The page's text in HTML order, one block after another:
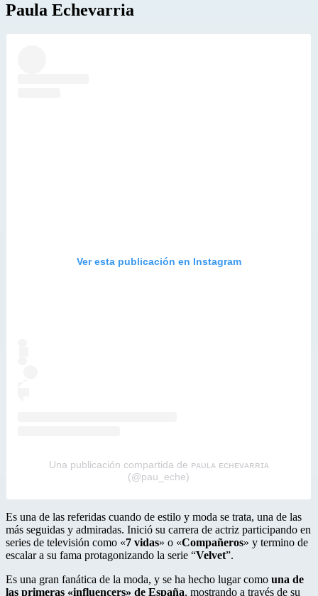
Paula Echevarria
Ver esta publicación en Instagram
Una publicación compartida de ᴘᴀᴜʟᴀ ᴇᴄʜᴇᴠᴀʀʀɪᴀ
(@pau_eche)
Es una de las referidas cuando de estilo y moda se trata, una de las
más seguidas y admiradas. Inició su carrera de actriz participando en
series de televisión como «7 vidas» o «Compañeros» y termino de
escalar a su fama protagonizando la serie “Velvet”.
Es una gran fanática de la moda, y se ha hecho lugar como una de
las primeras «influencers» de España, mostrando a través de su